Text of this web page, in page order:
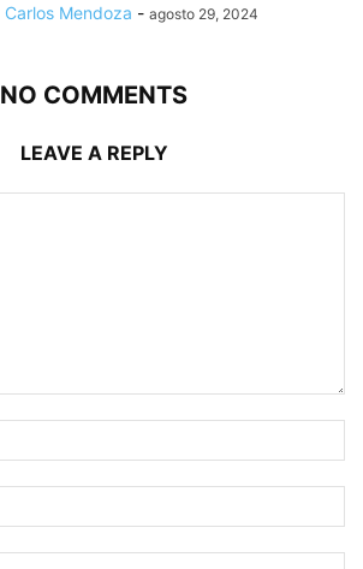
Carlos Mendoza - agosto 29, 2024
NO COMMENTS
LEAVE A REPLY